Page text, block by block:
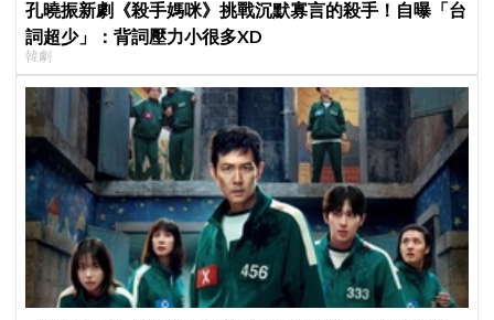
孔曉振新劇《殺手媽咪》挑戰沉默寡言的殺手！自曝「台
詞超少」：背詞壓力小很多XD
韓劇